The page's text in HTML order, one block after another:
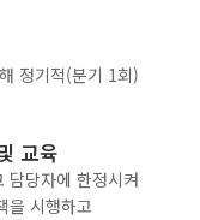
정기적(분기 1회)
교육
담당자에 한정시켜
을 시행하고